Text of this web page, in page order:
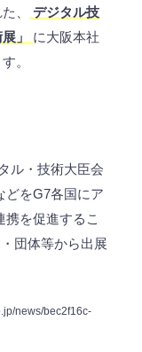
、
デジタル技
」
に大阪本社
。
ル・技術大臣会
どをG7各国にア
を促進するこ
団体等から出展
news/bec2f16c-